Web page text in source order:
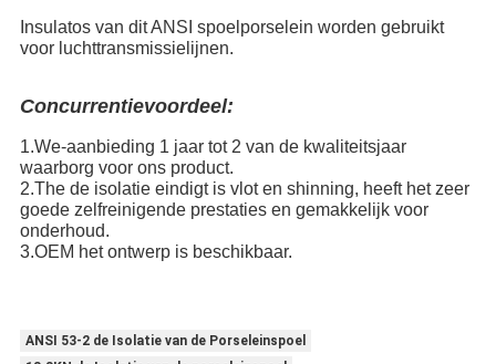
Insulatos van dit ANSI spoelporselein worden gebruikt
voor luchttransmissielijnen.
Concurrentievoordeel:
1.We-aanbieding 1 jaar tot 2 van de kwaliteitsjaar
waarborg voor ons product.
2.The de isolatie eindigt is vlot en shinning, heeft het zeer
goede zelfreinigende prestaties en gemakkelijk voor
onderhoud.
3.OEM het ontwerp is beschikbaar.
ANSI 53-2 de Isolatie van de Porseleinspoel